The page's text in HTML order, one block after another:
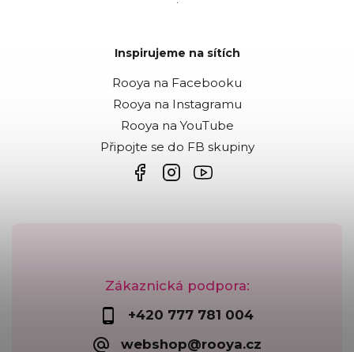
Zákaznická podpora:
+420 777 781 004
webshop@rooya.cz
Inspirujeme na sítích
Rooya na Facebooku
Rooya na Instagramu
Rooya na YouTube
Připojte se do FB skupiny